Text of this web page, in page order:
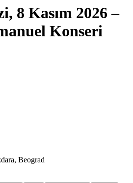
8 Kasım 2026 –
Konseri
Beograd